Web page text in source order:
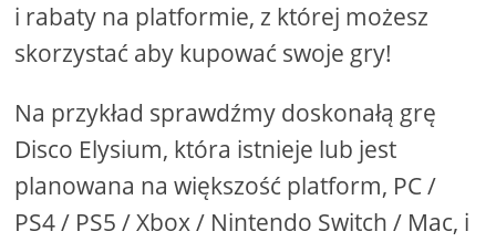
i rabaty na platformie, z której możesz
skorzystać aby kupować swoje gry!
Na przykład sprawdźmy doskonałą grę
Disco Elysium, która istnieje lub jest
planowana na większość platform, PC /
PS4 / PS5 / Xbox / Nintendo Switch / Mac, i